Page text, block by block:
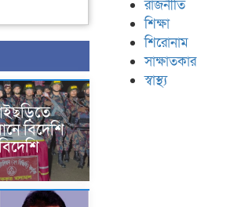
বিদেশি
রাজনীতি
শিক্ষা
শিরোনাম
সাক্ষাতকার
স্বাস্থ্য